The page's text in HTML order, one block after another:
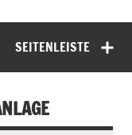
SEITENLEISTE